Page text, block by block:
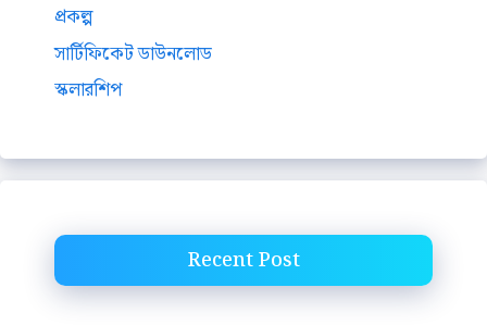
প্রকল্প
সার্টিফিকেট ডাউনলোড
স্কলারশিপ
Recent Post